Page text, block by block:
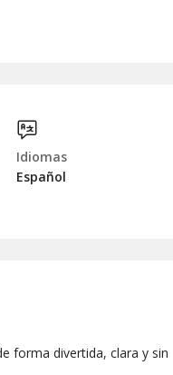
Idiomas
Español
forma divertida, clara y sin